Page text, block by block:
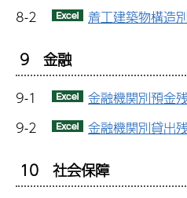
8-2
着工建築物構造
9 金融
9-1
金融機関別預金
9-2
金融機関別貸出
10 社会保障